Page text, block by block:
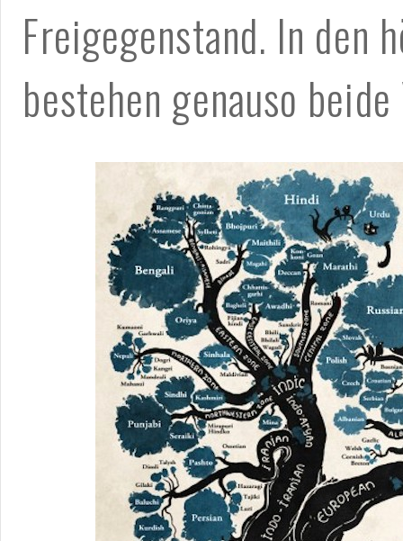
Freigegenstand. In den
bestehen genauso